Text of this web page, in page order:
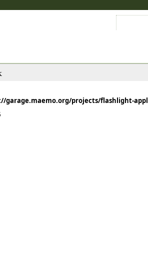
garage.maemo.org/projects/flashlight-appl